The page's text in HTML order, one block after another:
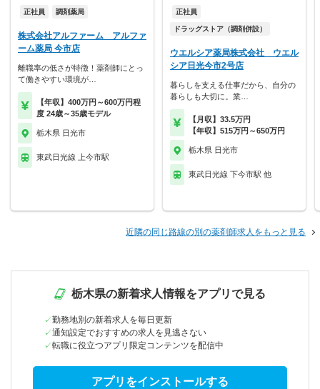
正社員 調剤薬局
株式会社アルファーム アルファ
ーム薬局 今市店
離職率の低さが特徴！薬剤師にとっ
て働きやすい環境が…
【年収】400万円～600万円程
度 24歳～35歳モデル
栃木県 日光市
東武日光線 上今市駅
正社員
ドラッグストア（調剤併設）
ウエルシア薬局株式会社 ウエル
シア日光今市2号店
暮らしを支える仕事だから、自分の
暮らしも大切に。業…
【月収】33.5万円
【年収】515万円～650万円
栃木県 日光市
東武日光線 下今市駅 他
近隣の同じ路線の別の薬剤師求人をもっと見る
栃木県の新着求人情報をアプリで見る
勤務地別の新着求人を毎日更新
通知設定でおすすめの求人を見逃さない
転職に役立つアプリ限定コンテンツを配信中
アプリをインストールする